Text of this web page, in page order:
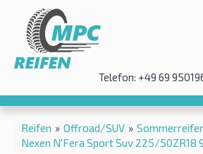
Telefon: +49 69
Reifen » Offroad/SUV »
Nexen N'Fera Sport Suv 225/50ZR18